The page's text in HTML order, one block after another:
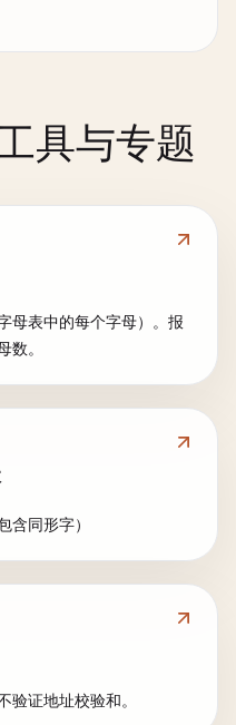
具与专题
母表中的每个字母）。报
。
同形字）
证地址校验和。